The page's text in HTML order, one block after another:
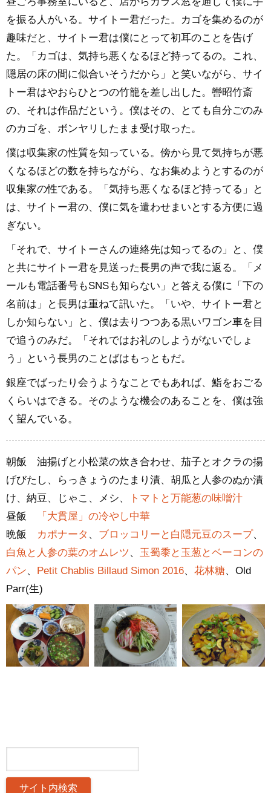
を振る人がいる。サイトー君だった。カゴを集めるのが
趣味だと、サイトー君は僕にとって初耳のことを告げ
た。「カゴは、気持ち悪くなるほど持ってるの。これ、
隠居の床の間に似合いそうだから」と笑いながら、サイ
トー君はやおらひとつの竹籠を差し出した。轡昭竹斎
の、それは作品だという。僕はその、とても自分ごのみ
のカゴを、ボンヤリしたまま受け取った。
僕は収集家の性質を知っている。傍から見て気持ちが悪
くなるほどの数を持ちながら、なお集めようとするのが
収集家の性である。「気持ち悪くなるほど持ってる」と
は、サイトー君の、僕に気を遣わせまいとする方便に過
ぎない。
「それで、サイトーさんの連絡先は知ってるの」と、僕
と共にサイトー君を見送った長男の声で我に返る。「メ
ールも電話番号もSNSも知らない」と答える僕に「下の
名前は」と長男は重ねて訊いた。「いや、サイトー君と
しか知らない」と、僕は去りつつある黒いワゴン車を目
で追うのみだ。「それではお礼のしようがないでしょ
う」という長男のことばはもっともだ。
銀座でばったり会うようなことでもあれば、鮨をおごる
くらいはできる。そのような機会のあることを、僕は強
く望んでいる。
朝飯 油揚げと小松菜の炊き合わせ、茄子とオクラの揚
げびたし、らっきょうのたまり漬、胡瓜と人参のぬか漬
け、納豆、じゃこ、メシ、
トマトと万能葱の味噌汁
昼飯
「大貫屋」の冷やし中華
晩飯
カポナータ 、 ブロッコリーと白隠元豆のスープ、
白魚と人参の葉のオムレツ 、
玉蜀黍と玉葱とベーコンの
パン、 Petit Chablis Billaud Simon 2016、 花林糖、Old
Parr(生)